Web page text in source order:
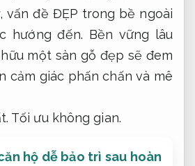
vấn đề ĐẸP trong bề ngoài
hướng đến. Bền vững lâu
một sàn gỗ đẹp sẽ đem
cảm giác phấn chấn và mê
Tối ưu không gian.
hộ dễ bảo trì sau hoàn